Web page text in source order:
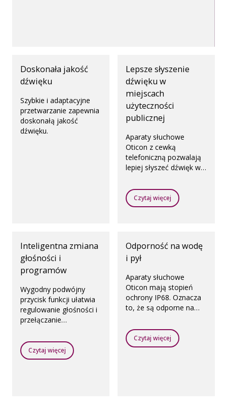
Doskonała jakość
dźwięku
Szybkie i adaptacyjne
przetwarzanie zapewnia
doskonałą jakość
dźwięku.
Lepsze słyszenie
dźwięku w
miejscach
użyteczności
publicznej
Aparaty słuchowe
Oticon z cewką
telefoniczną pozwalają
lepiej słyszeć dźwięk w
teatrach, kinach czy
salach koncertowych,
na lotniskach i w innych
indukcyjne.
Czytaj więcej
Inteligentna zmiana
głośności i
programów
Wygodny podwójny
przycisk funkcji ułatwia
regulowanie głośności i
przełączanie
Czytaj więcej
Odporność na wodę
i pył
Aparaty słuchowe
Oticon mają stopień
ochrony IP68. Oznacza
to, że są odporne na
Czytaj więcej